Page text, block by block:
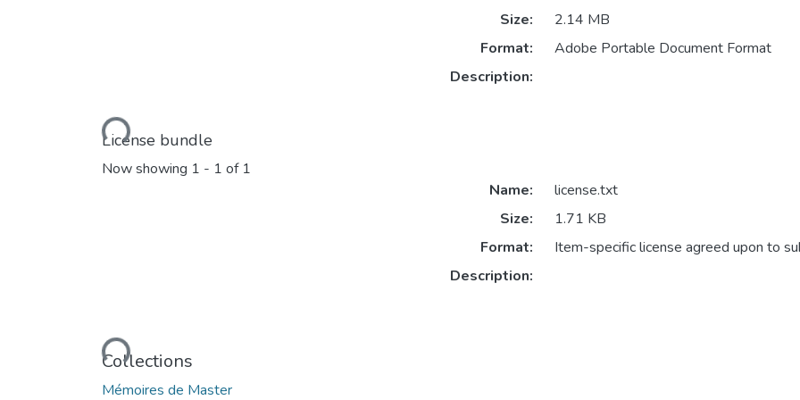
Loading...
Size:
2.14 MB
Format:
Adobe Portable Document Format
Description:
License bundle
Now showing 1 - 1 of 1
Loading...
Name:
license.txt
Size:
1.71 KB
Format:
Item-specific license agreed upon to
Description:
Collections
Mémoires de Master